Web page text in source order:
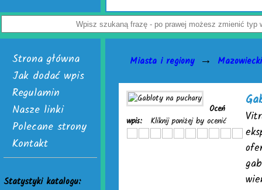
Strona główna
Jak dodać wpis
Regulamin
Nasze linki
Polecane strony
Kontakt
Statystyki katalogu:
Miasta i regiony →
Oceń
wpis:
Kliknij poniżej by ocenić